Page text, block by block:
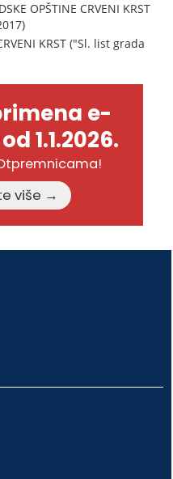
OPŠTINE CRVENI KRST
KRST ("Sl. list grada
e-
1.1.2026.
Pročitajte više →